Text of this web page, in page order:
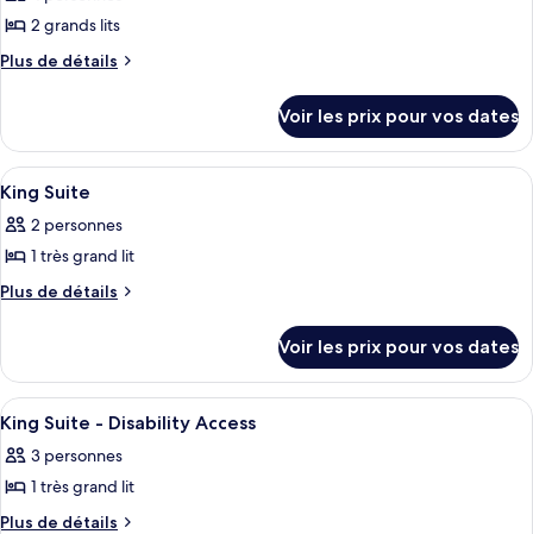
photos
pour
de
chambre :
2
QUEEN
1
CITY
2 grands lits
Plus de détails
Plus
le
type
de
chambre
2
QUEEN
BEDROOM
Voir les prix pour vos dates
Afficher
toutes
les
photos
pour
de
chambre :
King
Suite
Une chambre d’hôtel équipée d’un
2
King Suite
2 personnes
1 très grand lit
Plus de détails
Plus
le
type
de
chambre
King
Suite
Voir les prix pour vos dates
Afficher
toutes
les
photos
pour
Une chambre d’hôtel équipée d’un
3
King Suite - Disability Access
3 personnes
1 très grand lit
Plus de détails
Plus